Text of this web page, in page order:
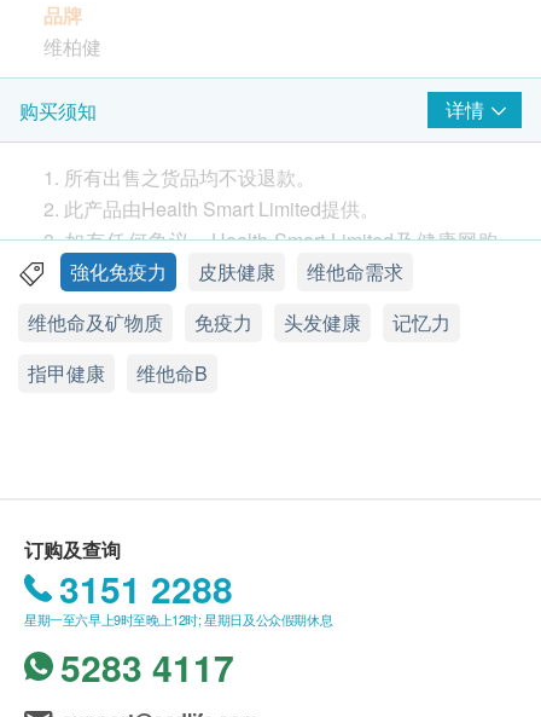
品牌
维柏健
产地
加拿大
包装
80粒
功效
Webber naturals维柏健全效维他命B50 蕴含丰富维他
命包括B1、B2、B3、B6、B12、叶酸及生物素等营
养素，有助增强体力及免疫力，帮助改善睡眠和增强
素、人造甜味剂、防腐剂、基因改造成分、常见食物
致敏原：乳制品、淀粉、小麦、麸质、酵母、黄豆、
蛋类、鱼类、贝类、盐及坚果。
维持身体机能及神经传递
生活充满挑战，少一点体力和毅力也容易落后或被淘
购买须知 详情
1. 所有出售之货品均不设退款。
2. 此产品由Health Smart Limited提供。
3. 如有任何争议，Health Smart Limited及健康网购
health.ESDlife保留最终决议权。
1. 购买维柏健系列、全效TTO茶树油、澳洲帮骨和
酸立通产品总额满HK$500，即可享本地免费送货服
打鼓岭，离岛（包括愉景湾），南丫岛，长洲，坪
洲，大澳，梅窝，昂平），马湾，沙头角，落马洲，
皇岗，流浮山，龙鼓滩 ，踏石角，机场。 "
2. 订单确认后将于3-5个工作天内送达指定送货地
址。送货日期及地址一经确认后将无法更改，否则将
強化免疫力 皮肤健康
维他命需求
维他命及矿物质
免疫力 头发健康
记忆力
指甲健康
维他命B
订购及查询
3151 2288
星期一至六早上9时至晚上12时; 星期日及公众假期休息
5283 4117